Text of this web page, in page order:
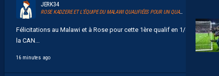
JERK34
ROSE KADZERE ET L’ÉQUIPE DU MALAWI QUALIFIÉES POUR UN QUART DE FINALE HISTORIQUE DE LA CAN 2026
Félicitations au Malawi et à Rose pour cette 1ère qualif en 1/4 de
la CAN...
16 minutes ago